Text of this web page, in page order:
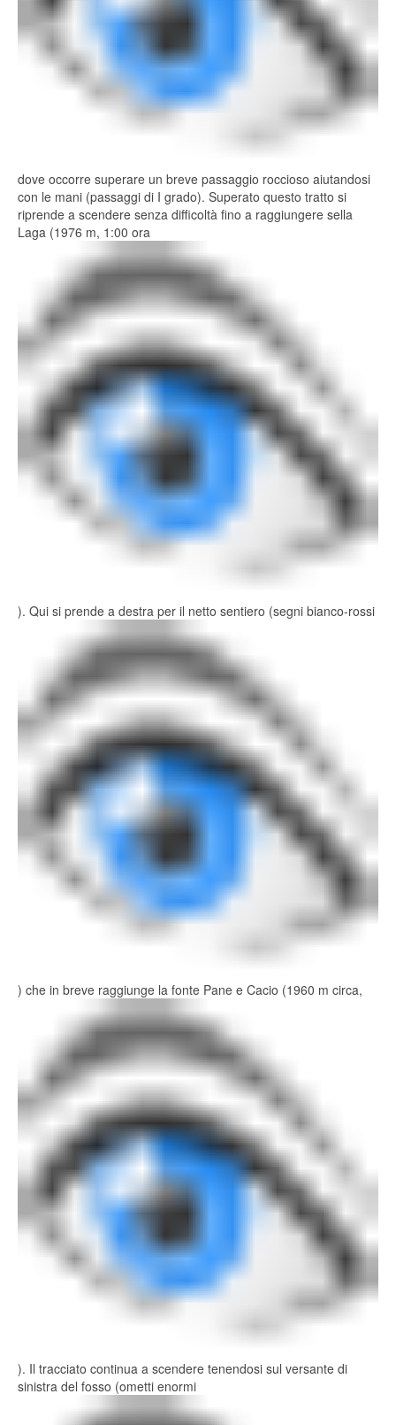
dove occorre superare un breve passaggio roccioso aiutandosi
con le mani (passaggi di I grado). Superato questo tratto si
riprende a scendere senza difficoltà fino a raggiungere sella
Laga (1976 m, 1:00 ora
). Qui si prende a destra per il netto sentiero (segni bianco-rossi
) che in breve raggiunge la fonte Pane e Cacio (1960 m circa,
). Il tracciato continua a scendere tenendosi sul versante di
sinistra del fosso (ometti enormi